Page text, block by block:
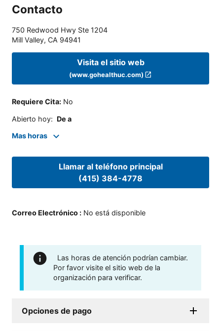
Contacto
750 Redwood Hwy Ste 1204
Mill Valley, CA 94941
Visita el sitio web
(www.gohealthuc.com)
Requiere Cita: No
Abierto hoy: De a
Mas horas
Llamar al teléfono principal
(415) 384-4778
Correo Electrónico : No está disponible
Las horas de atención podrían cambiar.
Por favor visite el sitio web de la
organización para verificar.
Opciones de pago